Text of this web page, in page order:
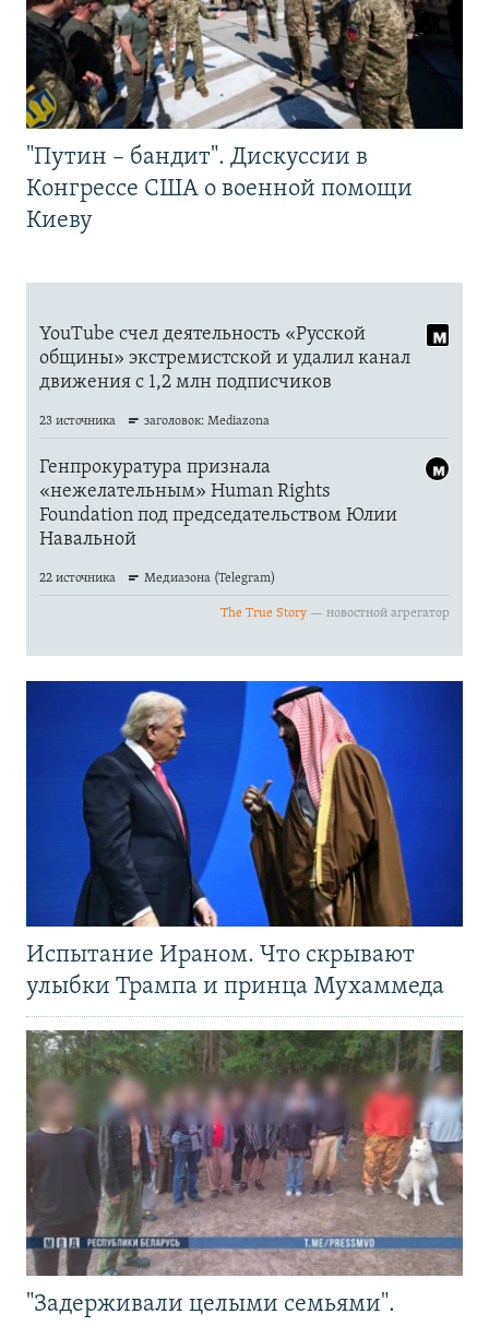
"Путин – бандит". Дискуссии в
Конгрессе США о военной помощи
Киеву
Испытание Ираном. Что скрывают
улыбки Трампа и принца Мухаммеда
"Задерживали целыми семьями".